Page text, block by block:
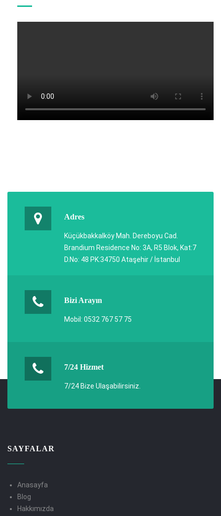
Adres
Küçükbakkalköy Mah. Dereboyu Cad.
Brandium Residence No: 3A, R5 Blok, Kat:7
D.No: 48 PK:34750 Ataşehir / İstanbul
Bizi Arayın
Mobil: 0532 767 57 75
7/24 Hizmet
7/24 Bize Ulaşabilirsiniz.
SAYFALAR
Anasayfa
Blog
Hakkımızda